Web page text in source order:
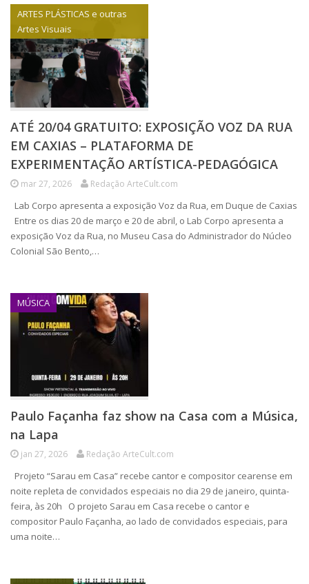
ARTES PLÁSTICAS e outras
Artes Visuais
ATÉ 20/04 GRATUITO: EXPOSIÇÃO VOZ DA RUA
EM CAXIAS – PLATAFORMA DE
EXPERIMENTAÇÃO ARTÍSTICA-PEDAGÓGICA
mar 27, 2026 Redação ArteCult.com
Lab Corpo apresenta a exposição Voz da Rua, em Duque de Caxias
Entre os dias 20 de março e 20 de abril, o Lab Corpo apresenta a
exposição Voz da Rua, no Museu Casa do Administrador do Núcleo
Colonial São Bento,…
MÚSICA
Paulo Façanha faz show na Casa com a Música,
na Lapa
jan 27, 2026 Redação ArteCult.com
Projeto “Sarau em Casa” recebe cantor e compositor cearense em
noite repleta de convidados especiais no dia 29 de janeiro, quinta-
feira, às 20h O projeto Sarau em Casa recebe o cantor e
compositor Paulo Façanha, ao lado de convidados especiais, para
uma noite…